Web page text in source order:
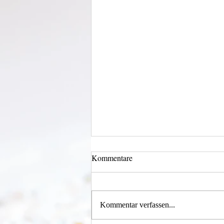
Einen Berg abtragen
Kommentare
Kommentar verfassen...